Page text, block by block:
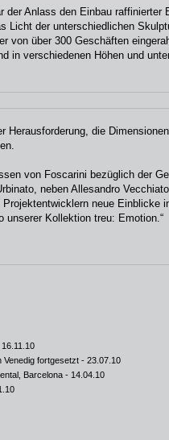
der Anlass den Einbau raffinierter
Licht der unterschiedlichen
von über 300 Geschäften
in verschiedenen Höhen und
Herausforderung, die
von Foscarini bezüglich der
neben Allesandro
neue Einblicke
unserer Kollektion treu: Emotion.“
Venedig fortgesetzt - 23.07.10
Barcelona - 14.04.10